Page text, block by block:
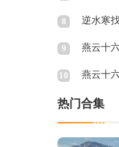
8
9
10
热门合集